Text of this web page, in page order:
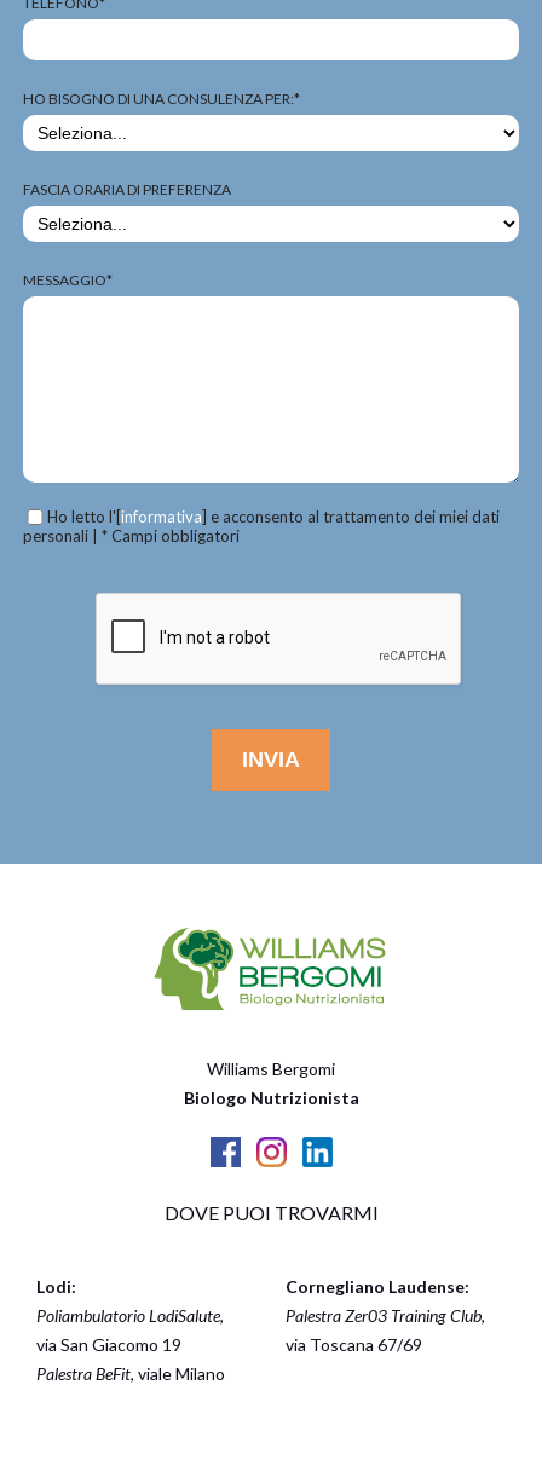
HO BISOGNO DI UNA CONSULENZA PER:*
FASCIA ORARIA DI PREFERENZA
MESSAGGIO*
Ho letto l'[informativa] e acconsento al trattamento dei miei dati
personali | * Campi obbligatori
Williams Bergomi
Biologo Nutrizionista
DOVE PUOI TROVARMI
Lodi:
Poliambulatorio LodiSalute,
via San Giacomo 19
Palestra BeFit, viale Milano
Cornegliano Laudense:
Palestra Zer03 Training Club,
via Toscana 67/69